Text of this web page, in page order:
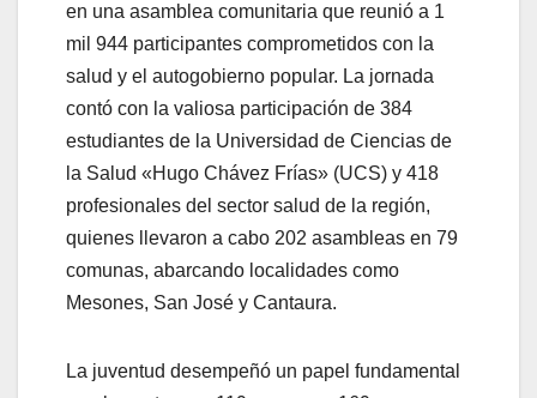
en una asamblea comunitaria que reunió a 1
mil 944 participantes comprometidos con la
salud y el autogobierno popular. La jornada
contó con la valiosa participación de 384
estudiantes de la Universidad de Ciencias de
la Salud «Hugo Chávez Frías» (UCS) y 418
profesionales del sector salud de la región,
quienes llevaron a cabo 202 asambleas en 79
comunas, abarcando localidades como
Mesones, San José y Cantaura.
La juventud desempeñó un papel fundamental